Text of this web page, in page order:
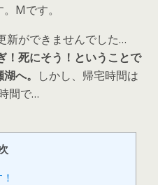
Mです。
できませんでした…
！死にそう！ということで
へ。 しかし、帰宅時間は
間で…